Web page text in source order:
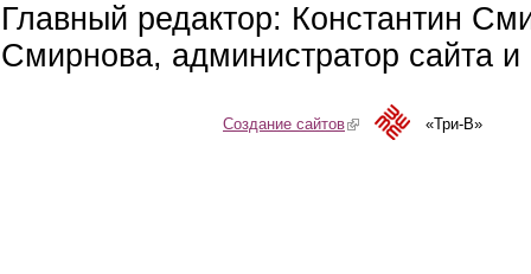
Главный редактор: Константин
Смирнова, администратор сайта
Создание сайтов(link is external)«Три-В»